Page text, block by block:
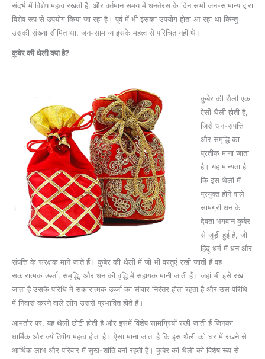
संदर्भ में विशेष महत्व रखती है, और वर्तमान समय में धनतेरस के दिन सभी जन-सामान्‍य द्वारा
विशेष रूप से उपयोग किया जा रहा है। पूर्व में भी इसका उपयोग होता आ रहा था किन्‍तु
उसकी संख्‍या सीमित था, जन-सामान्‍य इसके महत्‍व से परिचित नहीं थे।
कुबेर की थैली क्या है?
कुबेर की थैली एक
ऐसी थैली होती है,
जिसे धन-संपत्ति
और समृद्धि का
प्रतीक माना जाता
है। यह मान्‍यता है
कि इस थैली में
प्रयुक्‍त होने वाले
सामग्री धन के
देवता भगवान कुबेर
से जुड़ी हुई है, जो
हिंदू धर्म में धन और
संपत्ति के संरक्षक माने जाते हैं। कुबेर की थैली में जो भी वस्तुएं रखी जाती हैं वह
सकारात्मक ऊर्जा, समृद्धि, और धन की वृद्धि में सहायक मानी जाती हैं। जहां भी इसे रखा
जाता है उसके परिधि में सकारात्‍मक ऊर्जा का संचार निरंतर होता रहता है और उस परिधि
में निवास करने वाले लोग उससे प्रभावित होते हैं।
आमतौर पर, यह थैली छोटी होती है और इसमें विशेष सामग्रियाँ रखी जाती हैं जिनका
धार्मिक और ज्योतिषीय महत्व होता है। ऐसा माना जाता है कि इस थैली को घर में रखने से
आर्थिक लाभ और परिवार में सुख-शांति बनी रहती है। कुबेर की थैली को विशेष रूप से